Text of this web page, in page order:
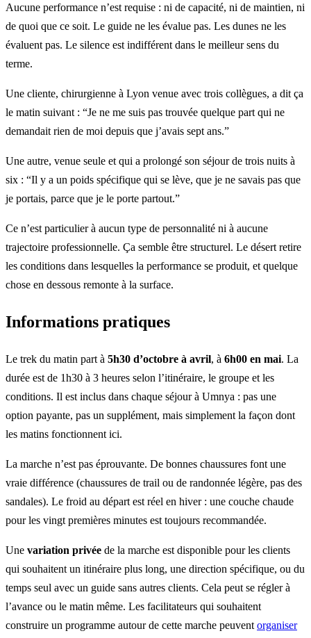
Aucune performance n’est requise : ni de capacité, ni de maintien, ni
de quoi que ce soit. Le guide ne les évalue pas. Les dunes ne les
évaluent pas. Le silence est indifférent dans le meilleur sens du
terme.
Une cliente, chirurgienne à Lyon venue avec trois collègues, a dit ça
le matin suivant : “Je ne me suis pas trouvée quelque part qui ne
demandait rien de moi depuis que j’avais sept ans.”
Une autre, venue seule et qui a prolongé son séjour de trois nuits à
six : “Il y a un poids spécifique qui se lève, que je ne savais pas que
je portais, parce que je le porte partout.”
Ce n’est particulier à aucun type de personnalité ni à aucune
trajectoire professionnelle. Ça semble être structurel. Le désert retire
les conditions dans lesquelles la performance se produit, et quelque
chose en dessous remonte à la surface.
Informations pratiques
Le trek du matin part à 5h30 d’octobre à avril, à 6h00 en mai. La
durée est de 1h30 à 3 heures selon l’itinéraire, le groupe et les
conditions. Il est inclus dans chaque séjour à Umnya : pas une
option payante, pas un supplément, mais simplement la façon dont
les matins fonctionnent ici.
La marche n’est pas éprouvante. De bonnes chaussures font une
vraie différence (chaussures de trail ou de randonnée légère, pas des
sandales). Le froid au départ est réel en hiver : une couche chaude
pour les vingt premières minutes est toujours recommandée.
Une variation privée de la marche est disponible pour les clients
qui souhaitent un itinéraire plus long, une direction spécifique, ou du
temps seul avec un guide sans autres clients. Cela peut se régler à
l’avance ou le matin même. Les facilitateurs qui souhaitent
construire un programme autour de cette marche peuvent organiser